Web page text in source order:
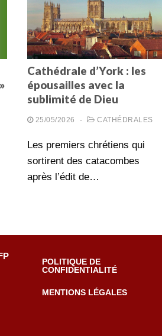
Cathédrale d’York : les
épousailles avec la
sublimité de Dieu
25/05/2026 - CATHÉDRALES
Les premiers chrétiens qui
sortirent des catacombes
après l’édit de…
POLITIQUE DE
CONFIDENTIALITÉ
MENTIONS LÉGALES